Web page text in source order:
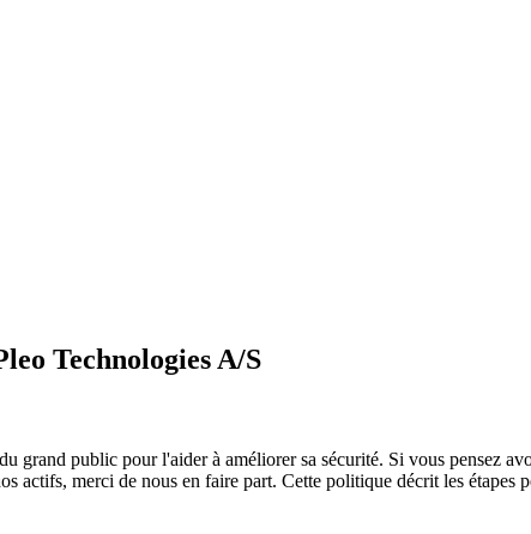
Technologies A/S
grand public pour l'aider à améliorer sa sécurité. Si vous pensez
actifs, merci de nous en faire part. Cette politique décrit les